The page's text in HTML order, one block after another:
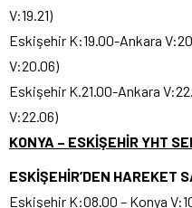
V:19.21)
Eskişehir K:19.00-Ankara
V:20.06)
Eskişehir K.21.00-Ankara
V:22.06)
KONYA – ESKİŞEHİR YHT
ESKİŞEHİR’DEN HAREKET
Eskişehir K:08.00 – Konya